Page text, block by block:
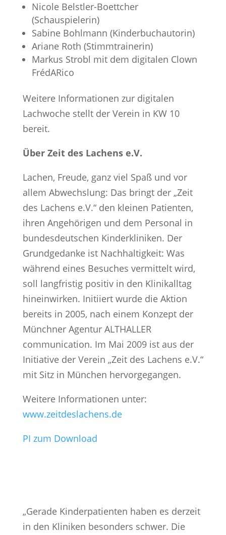
Nicole Belstler-Boettcher
(Schauspielerin)
Sabine Bohlmann (Kinderbuchautorin)
Ariane Roth (Stimmtrainerin)
Markus Strobl mit dem digitalen Clown
FrédARico
Weitere Informationen zur digitalen
Lachwoche stellt der Verein in KW 10
bereit.
Über Zeit des Lachens e.V.
Lachen, Freude, ganz viel Spaß und vor
allem Abwechslung: Das bringt der „Zeit
des Lachens e.V.“ den kleinen Patienten,
ihren Angehörigen und dem Personal in
bundesdeutschen Kinderkliniken. Der
Grundgedanke ist Nachhaltigkeit: Was
während eines Besuches vermittelt wird,
soll langfristig positiv in den Klinikalltag
hineinwirken. Initiiert wurde die Aktion
bereits in 2005, nach einem Konzept der
Münchner Agentur ALTHALLER
communication. Im Mai 2009 ist aus der
Initiative der Verein „Zeit des Lachens e.V.“
mit Sitz in München hervorgegangen.
Weitere Informationen unter:
www.zeitdeslachens.de
PI zum Download
„Gerade Kinderpatienten haben es derzeit
in den Kliniken besonders schwer. Die